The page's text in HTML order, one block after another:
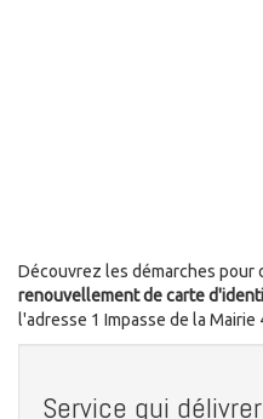
Découvrez les démarches pour
renouvellement de carte
l'adresse 1 Impasse de la Mairie
Service qui